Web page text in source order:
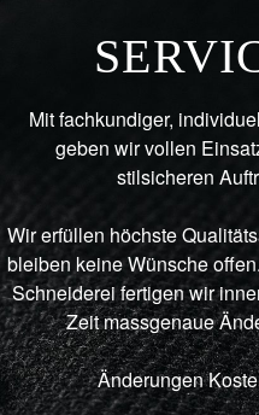
Mit fachkundiger,
geben wir vollen
stilsicheren
Wir erfüllen höchste
bleiben keine Wünsche
Schneiderei fertigen wir
Zeit massgenaue
Änderungen